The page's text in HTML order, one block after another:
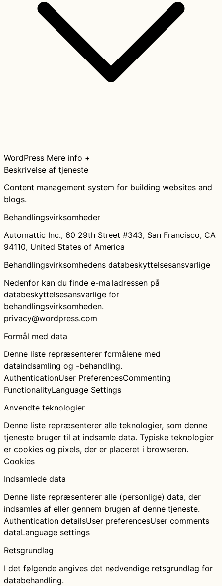
WordPress Mere info +
Beskrivelse af tjeneste
Content management system for building websites and
blogs.
Behandlingsvirksomheder
Automattic Inc., 60 29th Street #343, San Francisco, CA
94110, United States of America
Behandlingsvirksomhedens databeskyttelsesansvarlige
Nedenfor kan du finde e-mailadressen på
databeskyttelsesansvarlige for
behandlingsvirksomheden.
privacy@wordpress.com
Formål med data
Denne liste repræsenterer formålene med
dataindsamling og -behandling.
AuthenticationUser PreferencesCommenting
FunctionalityLanguage Settings
Anvendte teknologier
Denne liste repræsenterer alle teknologier, som denne
tjeneste bruger til at indsamle data. Typiske teknologier
er cookies og pixels, der er placeret i browseren.
Cookies
Indsamlede data
Denne liste repræsenterer alle (personlige) data, der
indsamles af eller gennem brugen af denne tjeneste.
Authentication detailsUser preferencesUser comments
dataLanguage settings
Retsgrundlag
I det følgende angives det nødvendige retsgrundlag for
databehandling.